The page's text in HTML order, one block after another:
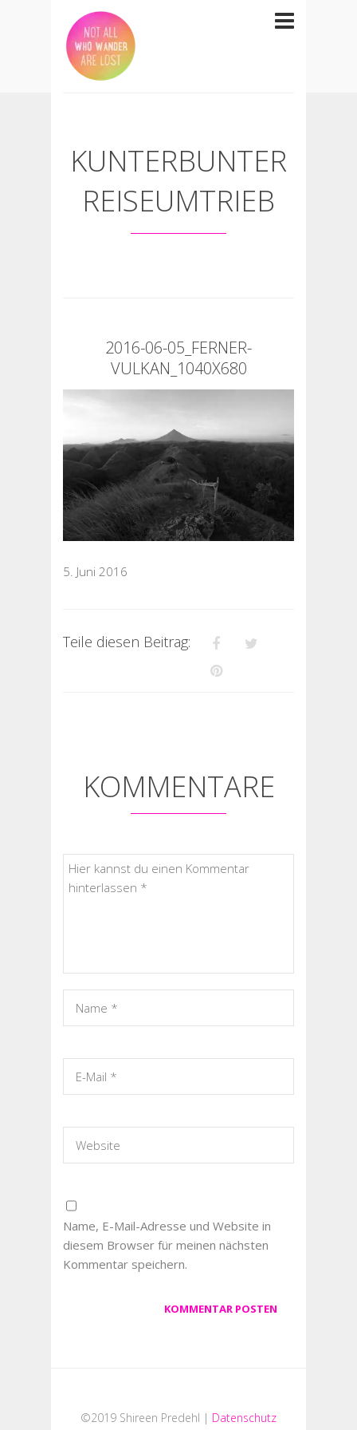
KUNTERBUNTER
REISEUMTRIEB
2016-06-05_FERNER-
VULKAN_1040X680
5. Juni 2016
Teile diesen Beitrag:
KOMMENTARE
Name, E-Mail-Adresse und Website in
diesem Browser für meinen nächsten
Kommentar speichern.
©2019 Shireen Predehl | Datenschutz